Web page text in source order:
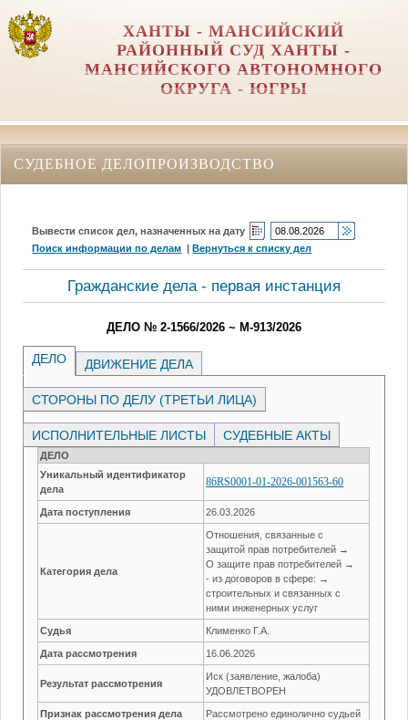
ХАНТЫ - МАНСИЙСКИЙ
РАЙОННЫЙ СУД ХАНТЫ -
МАНСИЙСКОГО АВТОНОМНОГО
ОКРУГА - ЮГРЫ
СУДЕБНОЕ ДЕЛОПРОИЗВОДСТВО
Вывести список дел, назначенных на дату
Поиск информации по делам |Вернуться к списку дел
Гражданские дела - первая инстанция
ДЕЛО № 2-1566/2026 ~ М-913/2026
ДЕЛО ДВИЖЕНИЕ ДЕЛА
СТОРОНЫ ПО ДЕЛУ (ТРЕТЬИ ЛИЦА)
ИСПОЛНИТЕЛЬНЫЕ ЛИСТЫ СУДЕБНЫЕ АКТЫ
ДЕЛО
Уникальный идентификатор
дела
86RS0001-01-2026-001563-60
Дата поступления 26.03.2026
Категория дела
Отношения, связанные с
защитой прав потребителей →
О защите прав потребителей →
- из договоров в сфере: →
строительных и связанных с
ними инженерных услуг
Судья Клименко Г.А.
Дата рассмотрения 16.06.2026
Результат рассмотрения
Иск (заявление, жалоба)
УДОВЛЕТВОРЕН
Признак рассмотрения дела Рассмотрено единолично судьей